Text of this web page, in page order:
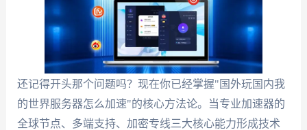
还记得开头那个问题吗？现在你已经掌握"国外玩国内我
的世界服务器怎么加速"的核心方法论。当专业加速器的
全球节点、多端支持、加密专线三大核心能力形成技术